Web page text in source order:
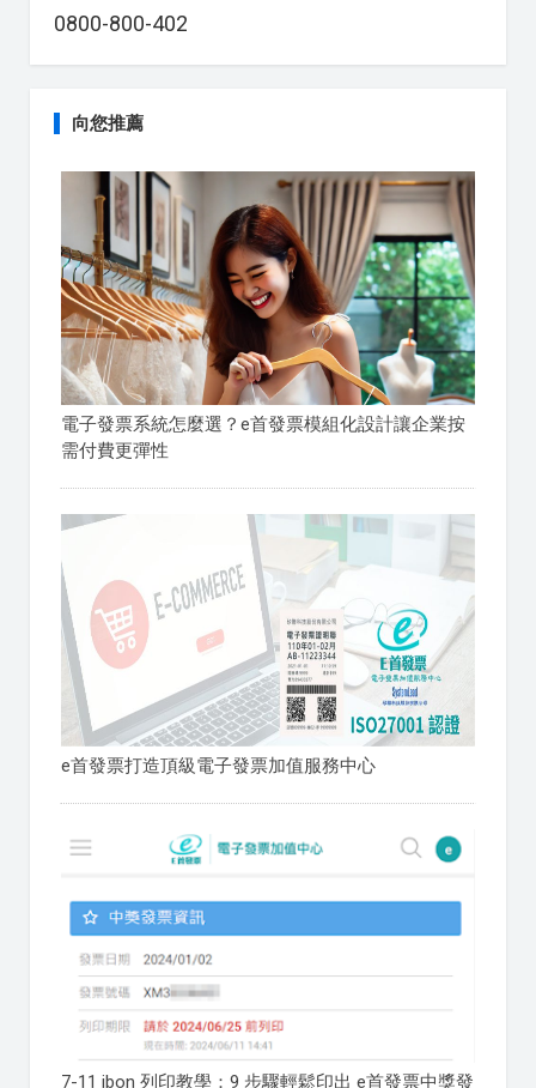
0800-800-402
向您推薦
電子發票系統怎麼選？e首發票模組化設計讓企業按
需付費更彈性
e首發票打造頂級電子發票加值服務中心
7-11 ibon 列印教學：9 步驟輕鬆印出 e首發票中獎發